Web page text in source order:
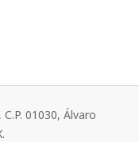
01030, Álvaro